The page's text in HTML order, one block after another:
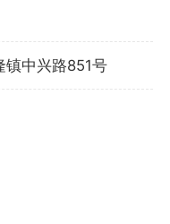
镇中兴路851号